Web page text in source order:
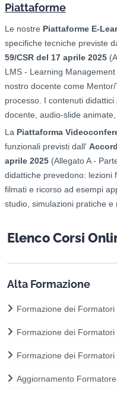
Piattaforme
Le nostre Piattaforme E-
specifiche tecniche previste
59/CSR del 17 aprile 2025
LMS - Learning
nostro docente come
processo. I contenuti
docente, audio-slide
La Piattaforma
funzionali previsti dall'
aprile 2025 (Allegato A -
didattiche prevedono: lezioni
filmati e ricorso ad esempi
studio, simulazioni pratiche e
Elenco Corsi
Alta Formazione
Formazione dei
Formazione dei
Formazione dei
Aggiornamento